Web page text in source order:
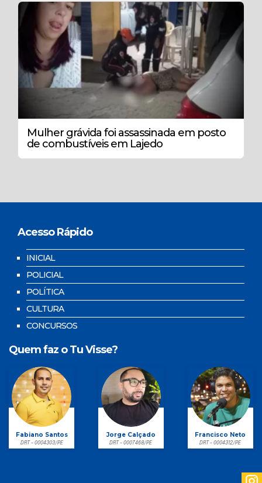
Mulher grávida foi assassinada em posto
de combustíveis em Lajedo
Acesso Rápido
INICIAL
POLICIAL
POLÍTICA
CULTURA
CONCURSOS
Quem faz o Tu Visse?
Fabiano Santos
DRT - 0004303/PE
Jorge Calçado
DRT - 0007468/PE
Francisco Neto
DRT - 0004312/PE